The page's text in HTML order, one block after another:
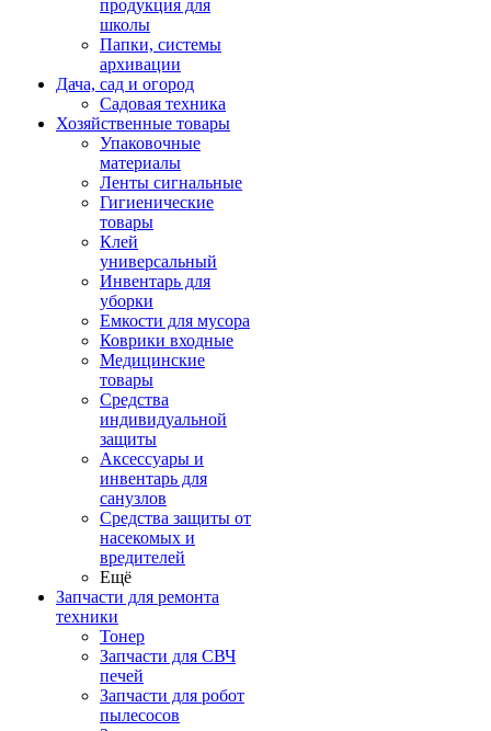
продукция для
школы
Папки, системы
архивации
Дача, сад и огород
Садовая техника
Хозяйственные товары
Упаковочные
материалы
Ленты сигнальные
Гигиенические
товары
Клей
универсальный
Инвентарь для
уборки
Емкости для мусора
Коврики входные
Медицинские
товары
Средства
индивидуальной
защиты
Аксессуары и
инвентарь для
санузлов
Средства защиты от
насекомых и
вредителей
Ещё
Запчасти для ремонта
техники
Тонер
Запчасти для СВЧ
печей
Запчасти для робот
пылесосов